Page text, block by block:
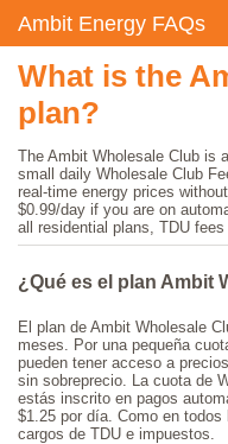
Ambit Energy FAQs
What is the
plan?
The Ambit Wholesale Club is
small daily Wholesale Club
real-time energy prices
$0.99/day if you are on
all residential plans, TDU
¿Qué es el plan Ambit
El plan de Ambit Wholesale
meses. Por una pequeña
pueden tener acceso a
sin sobreprecio. La cuota de
estás inscrito en pagos
$1.25 por día. Como en
cargos de TDU e impuestos.